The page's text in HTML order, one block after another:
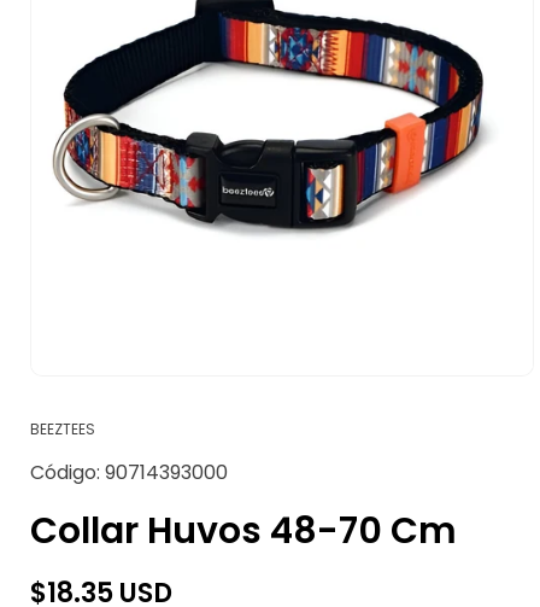
multimedia
1
una
BEEZTEES
Código: SKU:
90714393000
Collar Huvos 48-70 Cm
Precio
$18.35 USD